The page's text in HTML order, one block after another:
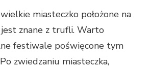
miasteczko położone na
znane z trufli. Warto
festiwale poświęcone tym
zwiedzaniu miasteczka,